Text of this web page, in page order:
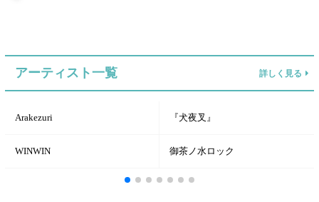
アーティスト一覧 詳しく見る
Arakezuri 『犬夜叉』
WINWIN 御茶ノ水ロック